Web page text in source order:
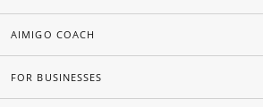
AIMIGO COACH
FOR BUSINESSES